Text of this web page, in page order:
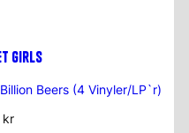
Girls
Beers (4 Vinyler/LP`r)
kr